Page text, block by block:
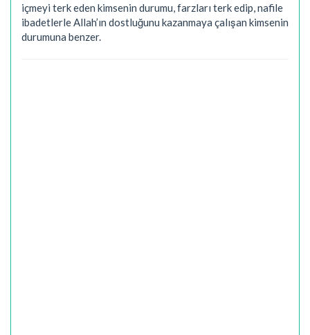
içmeyi terk eden kimsenin durumu, farzları terk edip, nafile
ibadetlerle Allah’ın dostluğunu kazanmaya çalışan kimsenin
durumuna benzer.